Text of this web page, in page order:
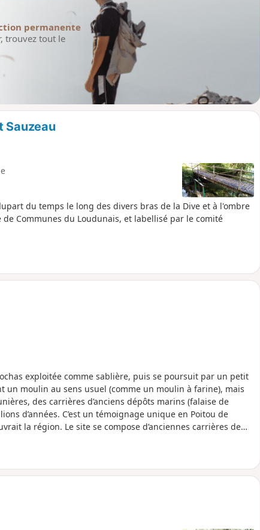
permanente
trouvez tout le
Sauzeau
du temps le long des divers bras de la Dive et à l'ombre
Communes du Loudunais, et labellisé par le comité
exploitée comme sablière, puis se poursuit par un petit
un moulin au sens usuel (comme un moulin à farine), mais
des carrières d’anciens dépôts marins (falaise de
d’années. C’est un témoignage unique en Poitou de
la région. Le site se compose d’anciennes carrières de